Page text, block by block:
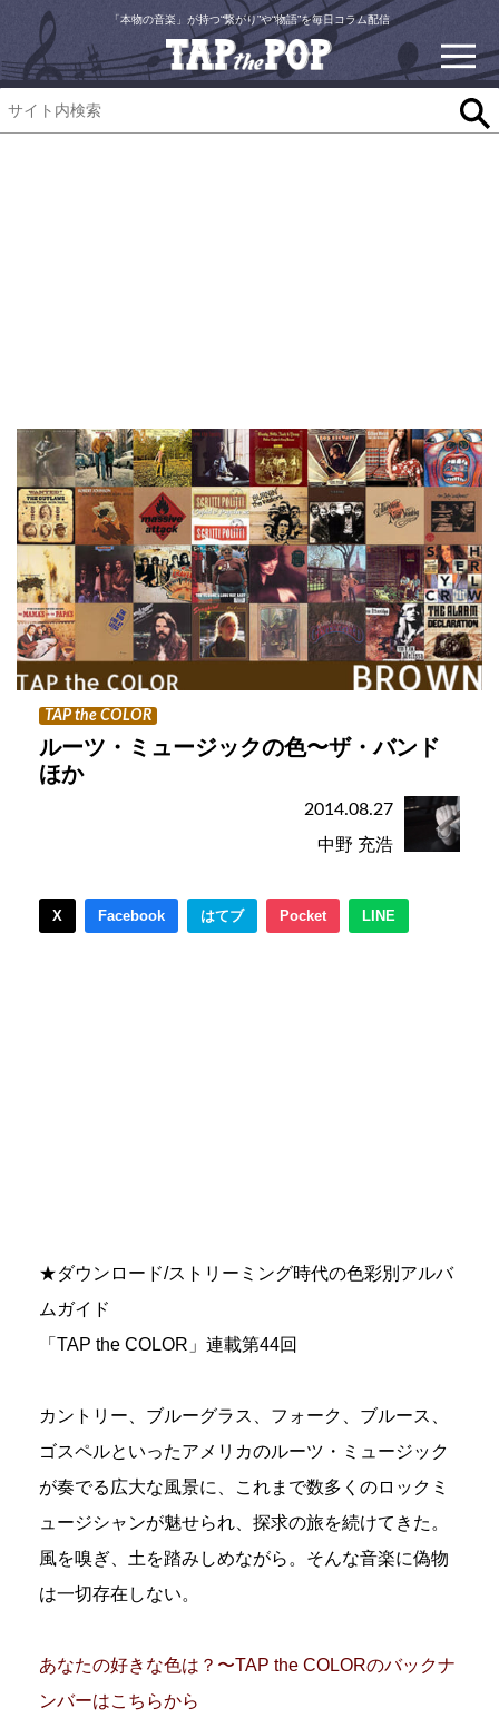
「本物の音楽」が持つ“繋がり”や“物語”を毎日コラム配信
TAP the COLOR
ルーツ・ミュージックの色〜ザ・バンド
ほか
2014.08.27
中野 充浩
X Facebook はてブ Pocket LINE
★ダウンロード/ストリーミング時代の色彩別アルバ
ムガイド
「TAP the COLOR」連載第44回
カントリー、ブルーグラス、フォーク、ブルース、
ゴスペルといったアメリカのルーツ・ミュージック
が奏でる広大な風景に、これまで数多くのロックミ
ュージシャンが魅せられ、探求の旅を続けてきた。
風を嗅ぎ、土を踏みしめながら。そんな音楽に偽物
は一切存在しない。
あなたの好きな色は？〜TAP the COLORのバックナ
ンバーはこちらから